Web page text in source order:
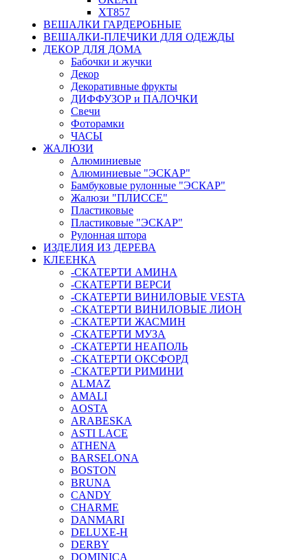
ХТ857
ВЕШАЛКИ ГАРДЕРОБНЫЕ
ВЕШАЛКИ-ПЛЕЧИКИ ДЛЯ ОДЕЖДЫ
ДЕКОР ДЛЯ ДОМА
Бабочки и жучки
Декор
Декоративные фрукты
ДИФФУЗОР и ПАЛОЧКИ
Свечи
Фоторамки
ЧАСЫ
ЖАЛЮЗИ
Алюминиевые
Алюминиевые "ЭСКАР"
Бамбуковые рулонные "ЭСКАР"
Жалюзи "ПЛИССЕ"
Пластиковые
Пластиковые "ЭСКАР"
Рулонная штора
ИЗДЕЛИЯ ИЗ ДЕРЕВА
КЛЕЕНКА
-СКАТЕРТИ АМИНА
-СКАТЕРТИ ВЕРСИ
-СКАТЕРТИ ВИНИЛОВЫЕ VESTA
-СКАТЕРТИ ВИНИЛОВЫЕ ЛИОН
-СКАТЕРТИ ЖАСМИН
-СКАТЕРТИ МУЗА
-СКАТЕРТИ НЕАПОЛЬ
-СКАТЕРТИ ОКСФОРД
-СКАТЕРТИ РИМИНИ
ALMAZ
AMALI
AOSTA
ARABESKA
ASTI LACE
ATHENA
BARSELONA
BOSTON
BRUNA
CANDY
CHARME
DANMARI
DELUXE-H
DERBY
DOMINICA